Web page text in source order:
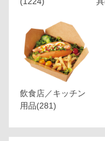
飲食店／キッチン
用品(281)